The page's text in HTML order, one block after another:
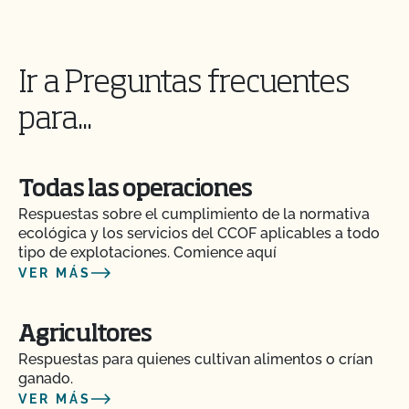
Ir a Preguntas frecuentes
para...
Todas las operaciones
Respuestas sobre el cumplimiento de la normativa
ecológica y los servicios del CCOF aplicables a todo
tipo de explotaciones. Comience aquí
VER MÁS
Agricultores
Respuestas para quienes cultivan alimentos o crían
ganado.
VER MÁS
¿Cuántos días de pasto necesitan los rumiantes
orgánicos?
Soy exportador, ¿cómo solicito un certificado NOP
de importación?
Si tengo la certificación CCOF Transitoria, ¿tendré
que someterme a una inspección?
Si me afilio al CCOF como productor transitorio
certificado, ¿obtengo los mismos beneficios que
otros miembros del CCOF?